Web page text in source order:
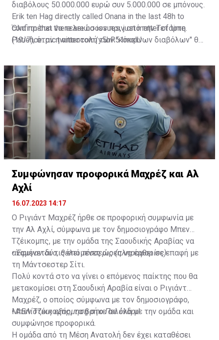
Erik ten Hag directly called Onana in the last 48h to
confirm that there are no issues, just matter of time.
Patience.pic.twitter.com/y5hR51mqlU
διαβόλους 50.000.000 ευρώ συν 5.000.000 σε μπόνους.
Όλα πρέπει να τελειώσουν πριν από την Τετάρτη
(19/7), όταν η αποστολή των "κόκκινων διαβόλων" θα
Συμφώνησαν προφορικά Μαχρέζ και Αλ
Αχλί
16.07.2023 14:17
Ο Ριγιάντ Μαχρέζ ήρθε σε προφορική συμφωνία με
την Αλ Αχλί, σύμφωνα με τον δημοσιογράφο Μπεν
Τζέικομπς, με την ομάδα της Σαουδικής Αραβίας να
αναμένεται τις επόμενες ώρες να έρθει σε επαφή με
τη Μάντσεστερ Σίτι.
•Έφυγαν δύο, θέλει τέσσερις (πληροφορίες)
Πολύ κοντά στο να γίνει ο επόμενος παίκτης που θα
μετακομίσει στη Σαουδική Αραβία είναι ο Ριγιάντ
Μαχρέζ, ο οποίος σύμφωνα με τον δημοσιογράφο,
Μπεν Τζέικομπς, τα βρήκε σε όλα με την ομάδα και
συμφώνησε προφορικά.
•ΑΕΛίστικη εξόρμηση στο Πελένδρι!
Η ομάδα από τη Μέση Ανατολή δεν έχει καταθέσει